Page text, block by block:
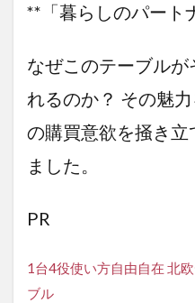
階の高
3.5.2
技が光
ぐり加
天然木
で即、
**「暮らしのパート
なぜこのテーブルが
れるのか？ その魅
の購買意欲を掻き
ました。
PR
1台4役使い方自由自在 北
ブル